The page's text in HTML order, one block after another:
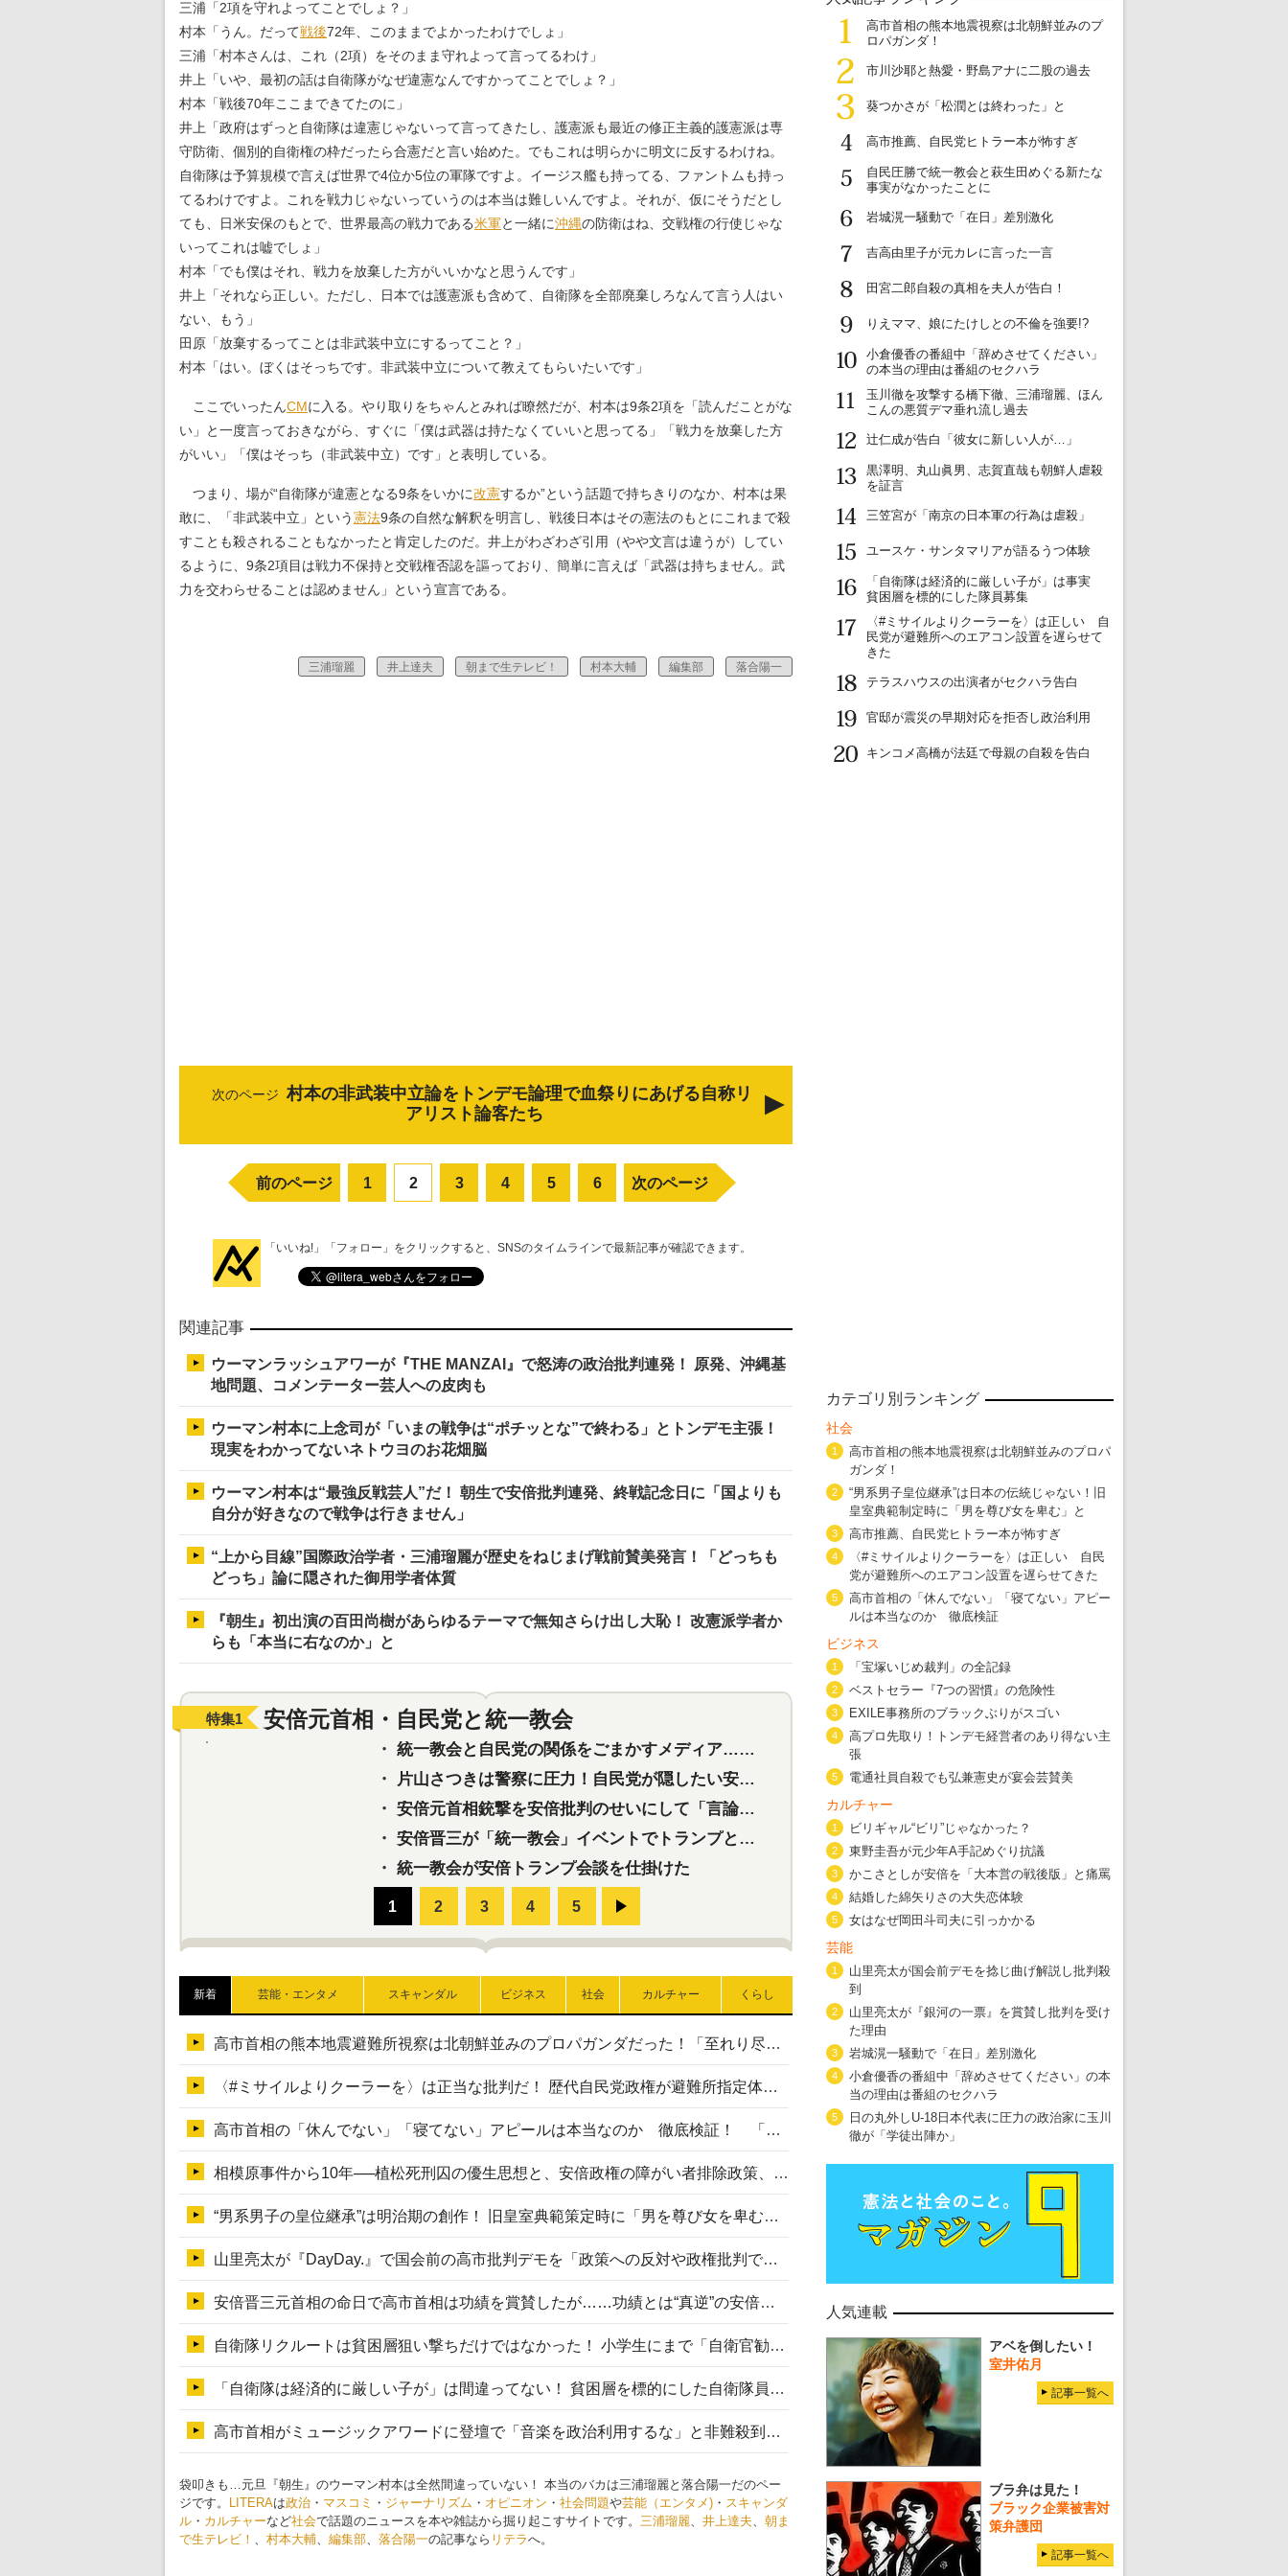
三浦「2項を守れよってことでしょ？」
村本「うん。だって戦後72年、このままでよかったわけでしょ」
三浦「村本さんは、これ（2項）をそのまま守れよって言ってるわけ」
井上「いや、最初の話は自衛隊がなぜ違憲なんですかってことでしょ？」
村本「戦後70年ここまできてたのに」
井上「政府はずっと自衛隊は違憲じゃないって言ってきたし、護憲派も最近の修正主義的護憲派は専
守防衛、個別的自衛権の枠だったら合憲だと言い始めた。でもこれは明らかに明文に反するわけね。
自衛隊は予算規模で言えば世界で4位か5位の軍隊ですよ。イージス艦も持ってる、ファントムも持っ
てるわけですよ。これを戦力じゃないっていうのは本当は難しいんですよ。それが、仮にそうだとし
ても、日米安保のもとで、世界最高の戦力である米軍と一緒に沖縄の防衛はね、交戦権の行使じゃな
いってこれは嘘でしょ」
村本「でも僕はそれ、戦力を放棄した方がいいかなと思うんです」
井上「それなら正しい。ただし、日本では護憲派も含めて、自衛隊を全部廃棄しろなんて言う人はい
ない、もう」
田原「放棄するってことは非武装中立にするってこと？」
村本「はい。ぼくはそっちです。非武装中立について教えてもらいたいです」
ここでいったんCMに入る。やり取りをちゃんとみれば瞭然だが、村本は9条2項を「読んだことがな
い」と一度言っておきながら、すぐに「僕は武器は持たなくていいと思ってる」「戦力を放棄した方
がいい」「僕はそっち（非武装中立）です」と表明している。
つまり、場が“自衛隊が違憲となる9条をいかに改憲するか”という話題で持ちきりのなか、村本は果
敢に、「非武装中立」という憲法9条の自然な解釈を明言し、戦後日本はその憲法のもとにこれまで殺
すことも殺されることもなかったと肯定したのだ。井上がわざわざ引用（やや文言は違うが）してい
るように、9条2項目は戦力不保持と交戦権否認を謳っており、簡単に言えば「武器は持ちません。武
力を交わらせることは認めません」という宣言である。
三浦瑠麗 井上達夫 朝まで生テレビ！ 村本大輔 編集部 落合陽一
次のページ 村本の非武装中立論をトンデモ論理で血祭りにあげる自称リ
アリスト論客たち
前のページ 1 2 3 4 5 6 次のページ
「いいね!」「フォロー」をクリックすると、SNSのタイムラインで最新記事が確認できます。
関連記事
ウーマンラッシュアワーが『THE MANZAI』で怒涛の政治批判連発！ 原発、沖縄基
地問題、コメンテーター芸人への皮肉も
ウーマン村本に上念司が「いまの戦争は“ポチッとな”で終わる」とトンデモ主張！
現実をわかってないネトウヨのお花畑脳
ウーマン村本は“最強反戦芸人”だ！ 朝生で安倍批判連発、終戦記念日に「国よりも
自分が好きなので戦争は行きません」
“上から目線”国際政治学者・三浦瑠麗が歴史をねじまげ戦前賛美発言！「どっちも
どっち」論に隠された御用学者体質
『朝生』初出演の百田尚樹があらゆるテーマで無知さらけ出し大恥！ 改憲派学者か
らも「本当に右なのか」と
特集1 安倍元首相・自民党と統一教会
・ 統一教会と自民党の関係をごまかすメディア…民放は有田芳生に発言自粛を要求
・
片山さつきは警察に圧力！自民党が隠したい安倍元首相と統一教会の深い関係
・ 安倍元首相銃撃を安倍批判のせいにして「言論封殺」に利用する自民党応援団
・ 安倍晋三が「統一教会」イベントでトランプと演説！同性婚や夫婦別姓を攻撃
・ 統一教会が安倍トランプ会談を仕掛けた
特集2 東京五輪強行開催特別企画 大ウソだら
五輪入場行進にすぎやまこういちの曲、杉田水脈の
・ 大ウソだらけの東京五輪！ 安倍・菅・森はどんな嘘を
・
五輪関係者が入国当日、築地を散歩！
・ 五輪でIOCラウンジ以外にVIPルーム、広告代理店は物品購入
新着 芸能・エンタメ スキャンダル ビジネス 社会 カルチャー くらし
高市首相の熊本地震避難所視察は北朝鮮並みのプロパガンダだった！「至れり尽くせり」の選ばれた避難所の一方で実態は…
〈#ミサイルよりクーラーを〉は正当な批判だ！ 歴代自民党政権が避難所指定体育館へのエアコン設置を遅らせてきた客観的事実
高市首相の「休んでない」「寝てない」アピールは本当なのか 徹底検証！ 「資料読み込み」「アイロンがけ」も矛盾だらけ…
相模原事件から10年──植松死刑囚の優生思想と、安倍政権の障がい者排除政策、右派勢力の差別主義との関係を改めて問う
“男系男子の皇位継承”は明治期の創作！ 旧皇室典範策定時に「男を尊び女を卑むの慣習、人民の脳髄」とトンデモ論で女性天皇を否定
山里亮太が『DayDay.』で国会前の高市批判デモを「政策への反対や政権批判でない」と捻じ曲げ解説 デモ参加者から批判殺到
安倍晋三元首相の命日で高市首相は功績を賞賛したが……功績とは“真逆”の安倍元首相のトンデモ発言を振り返る
自衛隊リクルートは貧困層狙い撃ちだけではなかった！ 小学生にまで「自衛官勧誘」目的のパンフレット作成
「自衛隊は経済的に厳しい子が」は間違ってない！ 貧困層を標的にした自衛隊員募集、やす子、山上被告も…日本でも進む“経済的徴兵制”
高市首相がミュージックアワードに登壇で「音楽を政治利用するな」と非難殺到！ MAJの国策的本質を批判する声も
袋叩きも…元旦『朝生』のウーマン村本は全然間違っていない！ 本当のバカは三浦瑠麗と落合陽一だのペー
ジです。
LITERAは政治 ・ マスコミ ・ ジャーナリズム ・ オピニオン ・ 社会問題や芸能（エンタメ) ・ スキャンダ
ル ・ カルチャーなど社会で話題のニュースを本や雑誌から掘り起こすサイトです。 三浦瑠麗、 井上達夫、 朝ま
で生テレビ！ 、 村本大輔、 編集部、 落合陽一の記事なら リテラへ。
1
高市首相の熊本地震視察は北朝鮮並みのプ
ロパガンダ！
2
市川沙耶と熱愛・野島アナに二股の過去
3
葵つかさが「松潤とは終わった」と
4
高市推薦、自民党ヒトラー本が怖すぎ
5
自民圧勝で統一教会と萩生田めぐる新たな
事実がなかったことに
6
岩城滉一騒動で「在日」差別激化
7
吉高由里子が元カレに言った一言
8
田宮二郎自殺の真相を夫人が告白！
9
りえママ、娘にたけしとの不倫を強要!?
10
小倉優香の番組中「辞めさせてください」
の本当の理由は番組のセクハラ
11
玉川徹を攻撃する橋下徹、三浦瑠麗、ほん
こんの悪質デマ垂れ流し過去
12
辻仁成が告白「彼女に新しい人が…」
13
黒澤明、丸山眞男、志賀直哉も朝鮮人虐殺
を証言
14
三笠宮が「南京の日本軍の行為は虐殺」
15
ユースケ・サンタマリアが語るうつ体験
16
「自衛隊は経済的に厳しい子が」は事実
貧困層を標的にした隊員募集
17
〈#ミサイルよりクーラーを〉は正しい 自
民党が避難所へのエアコン設置を遅らせて
きた
18
テラスハウスの出演者がセクハラ告白
19
官邸が震災の早期対応を拒否し政治利用
20
キンコメ高橋が法廷で母親の自殺を告白
カテゴリ別ランキング
社会
1
高市首相の熊本地震視察は北朝鮮並みのプロパ
ガンダ！
2
“男系男子皇位継承”は日本の伝統じゃない！旧
皇室典範制定時に「男を尊び女を卑む」と
3 高市推薦、自民党ヒトラー本が怖すぎ
4
〈#ミサイルよりクーラーを〉は正しい 自民
党が避難所へのエアコン設置を遅らせてきた
5
高市首相の「休んでない」「寝てない」アピー
ルは本当なのか 徹底検証
ビジネス
1 「宝塚いじめ裁判」の全記録
2 ベストセラー『7つの習慣』の危険性
3 EXILE事務所のブラックぶりがスゴい
4
高プロ先取り！トンデモ経営者のあり得ない主
張
5 電通社員自殺でも弘兼憲史が宴会芸賛美
カルチャー
1 ビリギャル“ビリ”じゃなかった？
2 東野圭吾が元少年A手記めぐり抗議
3 かこさとしが安倍を「大本営の戦後版」と痛罵
4 結婚した綿矢りさの大失恋体験
5 女はなぜ岡田斗司夫に引っかかる
芸能
1
山里亮太が国会前デモを捻じ曲げ解説し批判殺
到
2
山里亮太が『銀河の一票』を賞賛し批判を受け
た理由
3 岩城滉一騒動で「在日」差別激化
4
小倉優香の番組中「辞めさせてください」の本
当の理由は番組のセクハラ
5
日の丸外しU-18日本代表に圧力の政治家に玉川
徹が「学徒出陣か」
人気連載
アベを倒したい！
室井佑月
記事一覧へ
ブラ弁は見た！
ブラック企業被害対
策弁護団
記事一覧へ